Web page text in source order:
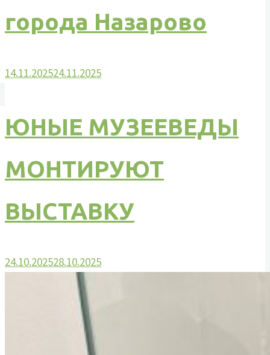
города Назарово
14.11.202524.11.2025
ЮНЫЕ МУЗЕЕВЕДЫ
МОНТИРУЮТ
ВЫСТАВКУ
24.10.202528.10.2025